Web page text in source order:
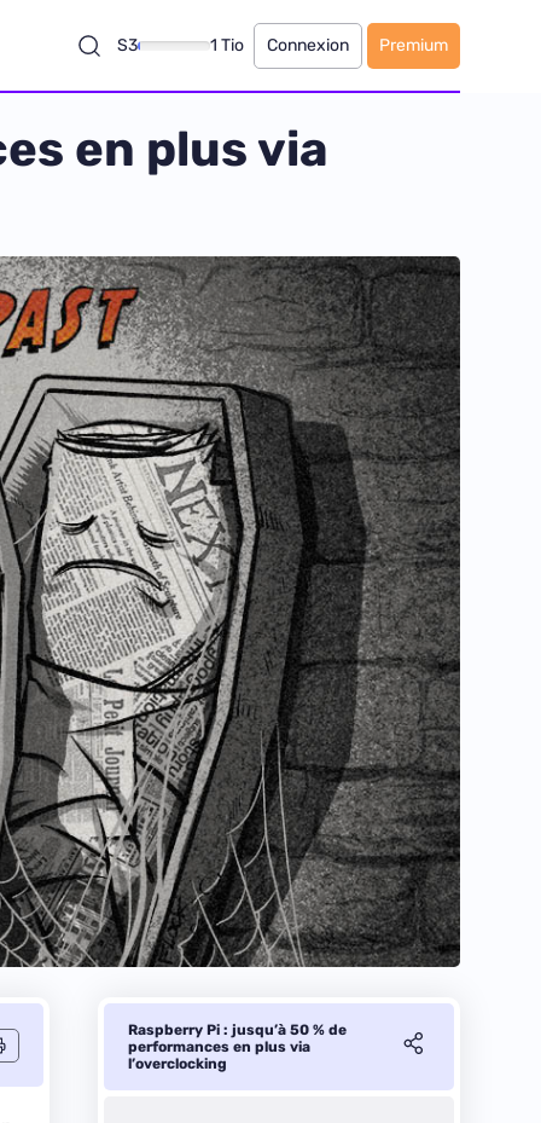
S3 1 Tio Connexion Premium
en plus via
Raspberry Pi : jusqu’à 50 % de
performances en plus via
l’overclocking